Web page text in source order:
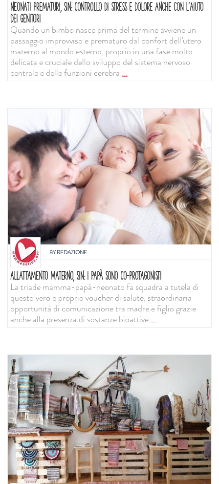
NEONATI PREMATURI, SIN: CONTROLLO DI STRESS E DOLORE ANCHE CON L'AIUTO
DEI GENITORI
Quando un bimbo nasce prima del termine avviene un
passaggio improvviso e prematuro dal confort dell’utero
materno al mondo esterno, proprio in una fase molto
delicata e cruciale dello sviluppo del sistema nervoso
centrale e delle funzioni cerebra...
BYREDAZIONE
ALLATTAMENTO MATERNO, SIN: I PAPÀ SONO CO-PROTAGONISTI
La triade mamma-papà-neonato fa squadra a tutela di
questo vero e proprio voucher di salute, straordinaria
opportunità di comunicazione tra madre e figlio grazie
anche alla presenza di sostanze bioattive...